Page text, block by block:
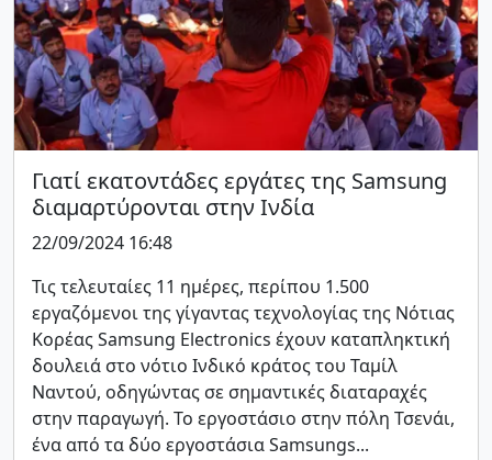
Γιατί εκατοντάδες εργάτες της Samsung
διαμαρτύρονται στην Ινδία
22/09/2024 16:48
Τις τελευταίες 11 ημέρες, περίπου 1.500
εργαζόμενοι της γίγαντας τεχνολογίας της Νότιας
Κορέας Samsung Electronics έχουν καταπληκτική
δουλειά στο νότιο Ινδικό κράτος του Ταμίλ
Ναντού, οδηγώντας σε σημαντικές διαταραχές
στην παραγωγή. Το εργοστάσιο στην πόλη Τσενάι,
ένα από τα δύο εργοστάσια Samsungs...